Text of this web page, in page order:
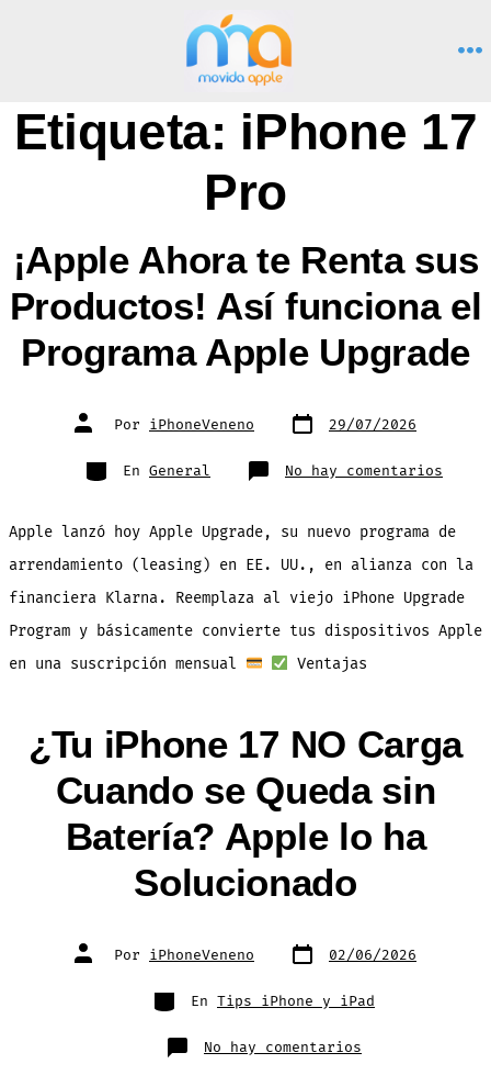
Etiqueta: iPhone 17
Pro
¡Apple Ahora te Renta sus
Productos! Así funciona el
Programa Apple Upgrade
Autor
de Por iPhoneVeneno Fecha
de 29/07/2026
Categorías
En General No hay comentarios
Renta
sus
Así
el
Apple lanzó hoy Apple Upgrade, su nuevo programa de
arrendamiento (leasing) en EE. UU., en alianza con la
financiera Klarna. Reemplaza al viejo iPhone Upgrade
Program y básicamente convierte tus dispositivos Apple
en una suscripción mensual
Ventajas
¿Tu iPhone 17 NO Carga
Cuando se Queda sin
Batería? Apple lo ha
Solucionado
Autor
de Por iPhoneVeneno Fecha
de 02/06/2026
Categorías
En Tips iPhone y iPad
No hay comentarios
¿Tu